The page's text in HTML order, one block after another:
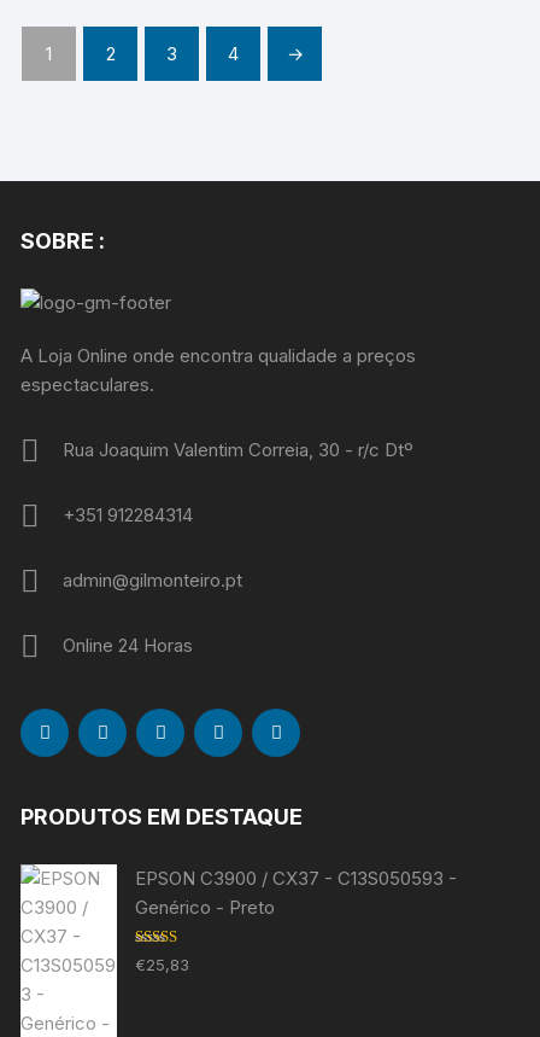
1 2 3 4 →
SOBRE :
A Loja Online onde encontra qualidade a preços
espectaculares.
Rua Joaquim Valentim Correia, 30 - r/c Dtº
+351 912284314
admin@gilmonteiro.pt
Online 24 Horas
PRODUTOS EM DESTAQUE
EPSON C3900 / CX37 - C13S050593 -
Genérico - Preto
Avaliação
5.00de 5
€25,83